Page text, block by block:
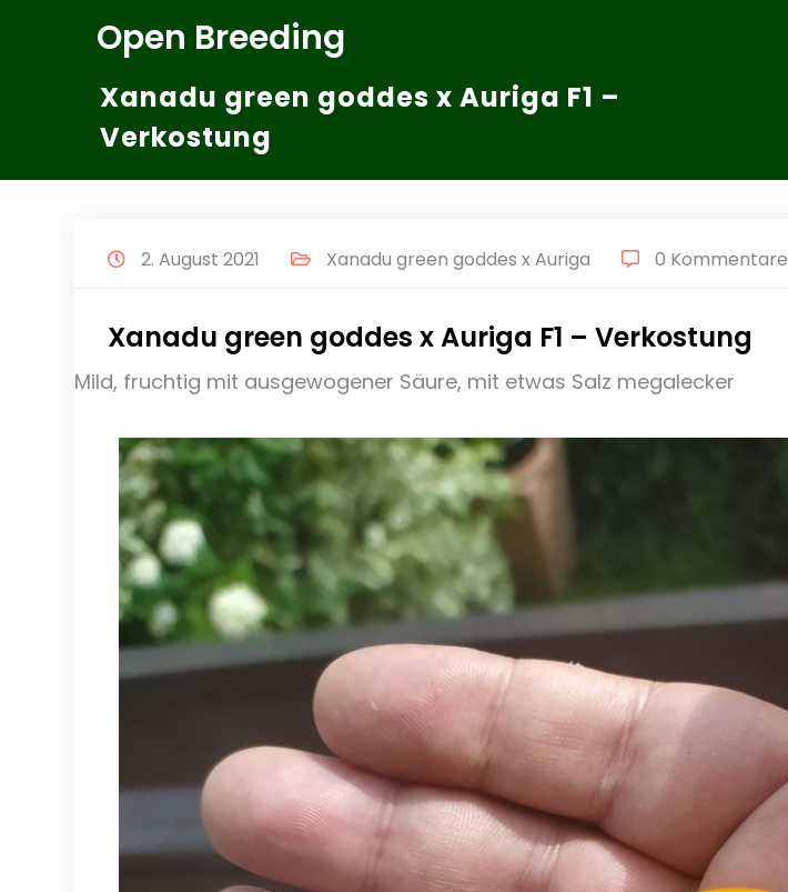
Open Breeding
Xanadu green goddes x Auriga F1 –
Verkostung
2. August 2021 Xanadu green goddes x Auriga 0 Kommentare
Xanadu green goddes x Auriga F1 – Verkostung
Mild, fruchtig mit ausgewogener Säure, mit etwas Salz megalecker